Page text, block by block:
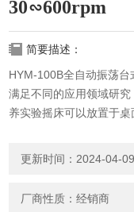
30∽600rpm
简要描述：
HYM-100B全自动振荡
满足不同的应用领域研
养实验摇床可以放置于
璃，能够观察整个工作
更新时间：2024-04-09
厂商性质：经销商